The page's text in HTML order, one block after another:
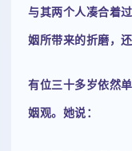
与其两个人凑合着
姻所带来的折磨，
有位三十多岁依然
姻观。她说：